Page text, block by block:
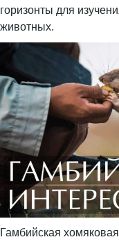
горизонты для
животных.
Гамбийская